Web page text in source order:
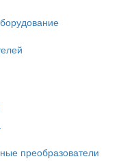
преобразователи